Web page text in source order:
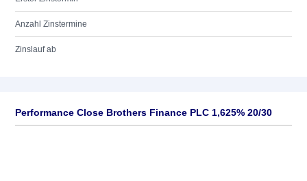
Anzahl Zinstermine
Zinslauf ab
Performance Close Brothers Finance PLC 1,625% 20/30